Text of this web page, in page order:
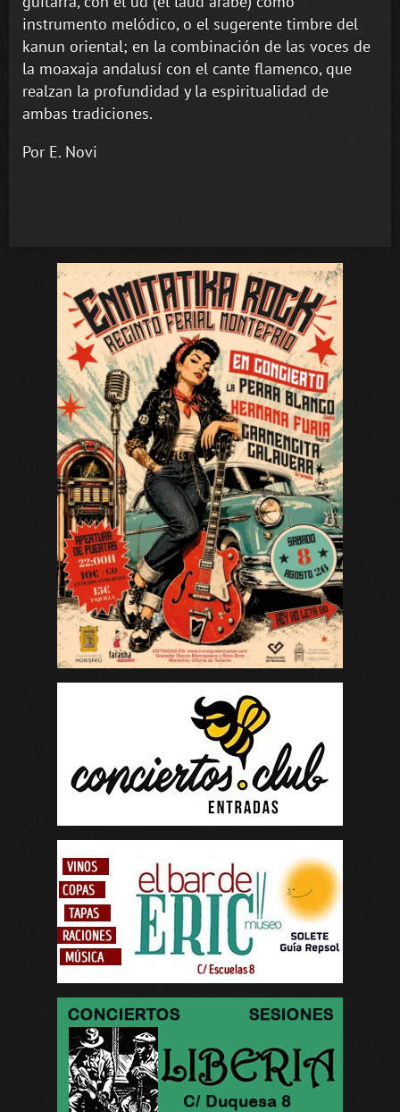
instrumento melódico, o el sugerente timbre del
kanun oriental; en la combinación de las voces de
la moaxaja andalusí con el cante flamenco, que
realzan la profundidad y la espiritualidad de
ambas tradiciones.
Por E. Novi